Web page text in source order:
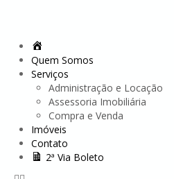
Quem Somos
Serviços
Administração e Locação
Assessoria Imobiliária
Compra e Venda
Imóveis
Contato
2ª Via Boleto